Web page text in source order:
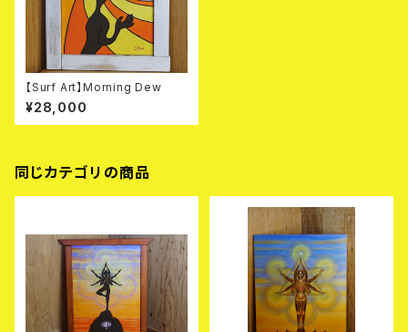
【Surf Art】Morning Dew
¥28,000
同じカテゴリの商品